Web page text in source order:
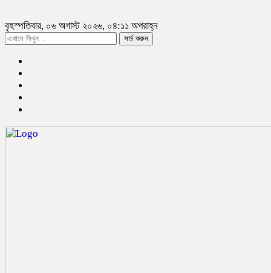
বৃহস্পতিবার, ০৬ অগাস্ট ২০২৬, ০৪:১১ অপরাহ্ন
সার্চ করুন